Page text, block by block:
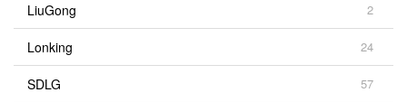
LiuGong 2
Lonking 24
SDLG 57